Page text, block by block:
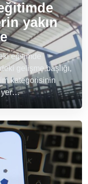
yakın
eğitimde
gelişme başlığı,
kategorisinin
yer…